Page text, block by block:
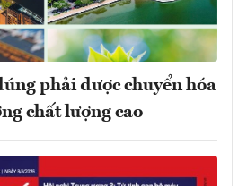
phải được chuyển hóa
chất lượng cao